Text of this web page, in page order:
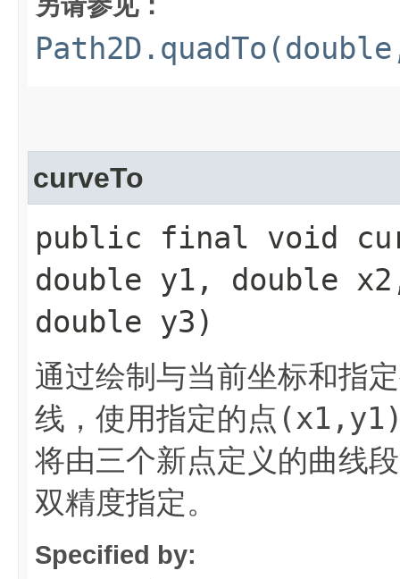
curveTo
public final void
double y1, double
double y3)
通过绘制与当前坐标和指
线，使用指定的点
将由三个新点定义的曲线
双精度指定。
Specified by: